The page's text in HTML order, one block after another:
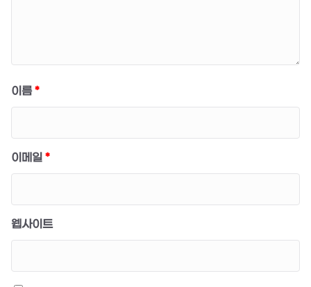
이름*
이메일 *
웹사이트